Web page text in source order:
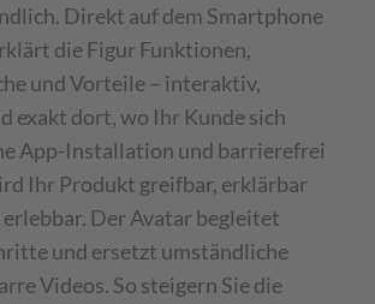
Direkt auf dem Smartphone
die Figur Funktionen,
und Vorteile – interaktiv,
exakt dort, wo Ihr Kunde sich
App-Installation und barrierefrei
Ihr Produkt greifbar, erklärbar
erlebbar. Der Avatar begleitet
und ersetzt umständliche
Videos. So steigern Sie die